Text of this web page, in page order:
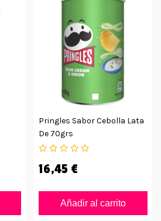
Pringles Sabor Cebolla Lata
De 70grs
16,45 €
Añadir al carrito